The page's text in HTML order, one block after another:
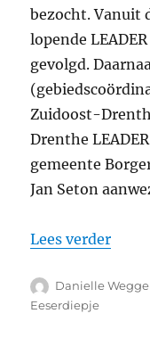
bezocht. Vanuit
lopende
gevolgd.
Zuidoost-
Drenthe
gemeente
Jan Seton
Lees verder
Auteur
Danielle
Eeserdiepje